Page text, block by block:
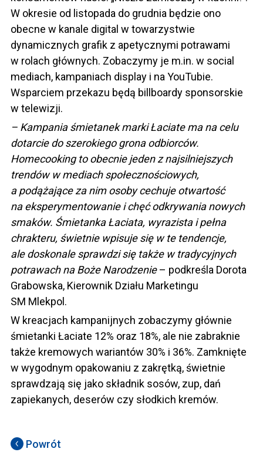
W okresie od listopada do grudnia będzie ono
obecne w kanale digital w towarzystwie
dynamicznych grafik z apetycznymi potrawami
w rolach głównych. Zobaczymy je m.in. w social
mediach, kampaniach display i na YouTubie.
Wsparciem przekazu będą billboardy sponsorskie
w telewizji.
– Kampania śmietanek marki Łaciate ma na celu
dotarcie do szerokiego grona odbiorców.
Homecooking to obecnie jeden z najsilniejszych
trendów w mediach społecznościowych,
a podążające za nim osoby cechuje otwartość
na eksperymentowanie i chęć odkrywania nowych
smaków. Śmietanka Łaciata, wyrazista i pełna
chrakteru, świetnie wpisuje się w te tendencje,
ale doskonale sprawdzi się także w tradycyjnych
potrawach na Boże Narodzenie– podkreśla Dorota
Grabowska, Kierownik Działu Marketingu
SM Mlekpol.
W kreacjach kampanijnych zobaczymy głównie
śmietanki Łaciate 12% oraz 18%, ale nie zabraknie
także kremowych wariantów 30% i 36%. Zamknięte
w wygodnym opakowaniu z zakrętką, świetnie
sprawdzają się jako składnik sosów, zup, dań
zapiekanych, deserów czy słodkich kremów.
Powrót